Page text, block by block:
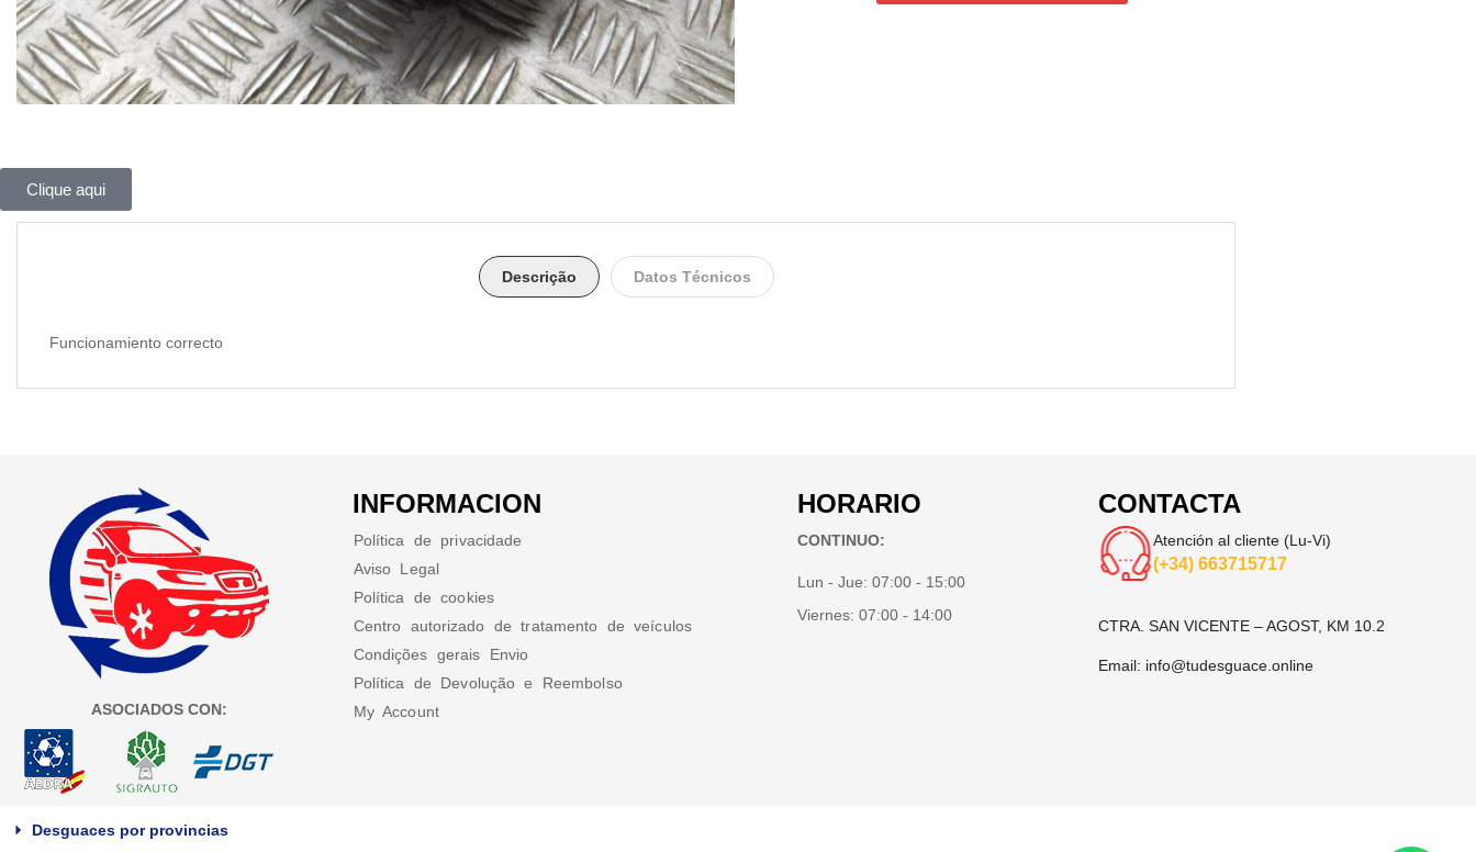
Clique aqui
Descrição Datos Técnicos
Funcionamiento correcto
ASOCIADOS CON:
INFORMACION
Política de privacidade
Aviso Legal
Política de cookies
Centro autorizado de tratamento de veículos
Condições gerais Envio
Política de Devolução e Reembolso
My Account
HORARIO
CONTINUO:
Lun - Jue:07:00 - 15:00
Viernes:07:00 - 14:00
CONTACTA
Atención al cliente (Lu-Vi)
(+34) 663715717
CTRA. SAN VICENTE – AGOST, KM 10.2
Email: info@tudesguace.online
Desguaces por provincias